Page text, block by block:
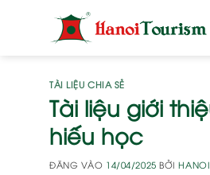
TÀI LIỆU CHIA SẺ
Tài liệu giới
hiếu học
ĐĂNG VÀO 14/04/2025 BỞI